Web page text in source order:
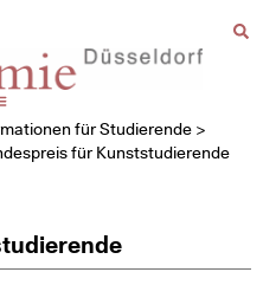
für Studierende >
für Kunststudierende